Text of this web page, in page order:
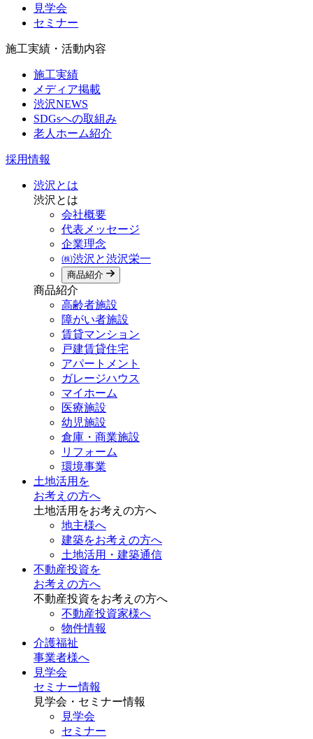
見学会
セミナー
施工実績・活動内容
施工実績
メディア掲載
渋沢NEWS
SDGsへの取組み
老人ホーム紹介
採用情報
渋沢とは
渋沢とは
会社概要
代表メッセージ
企業理念
㈱渋沢と渋沢栄一
商品紹介
商品紹介
高齢者施設
障がい者施設
賃貸マンション
戸建賃貸住宅
アパートメント
ガレージハウス
マイホーム
医療施設
幼児施設
倉庫・商業施設
リフォーム
環境事業
土地活用を
お考えの方へ
土地活用をお考えの方へ
地主様へ
建築をお考えの方へ
土地活用・建築通信
不動産投資を
お考えの方へ
不動産投資をお考えの方へ
不動産投資家様へ
物件情報
介護福祉
事業者様へ
見学会
セミナー情報
見学会・セミナー情報
見学会
セミナー